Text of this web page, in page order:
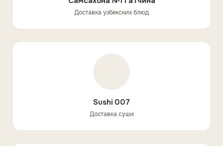
Доставка узбекских блюд
Sushi 007
Доставка суши